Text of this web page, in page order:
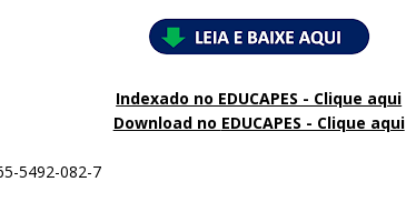
Indexado no EDUCAPES - Clique aqui
Download no EDUCAPES - Clique aqui
5492-082-7